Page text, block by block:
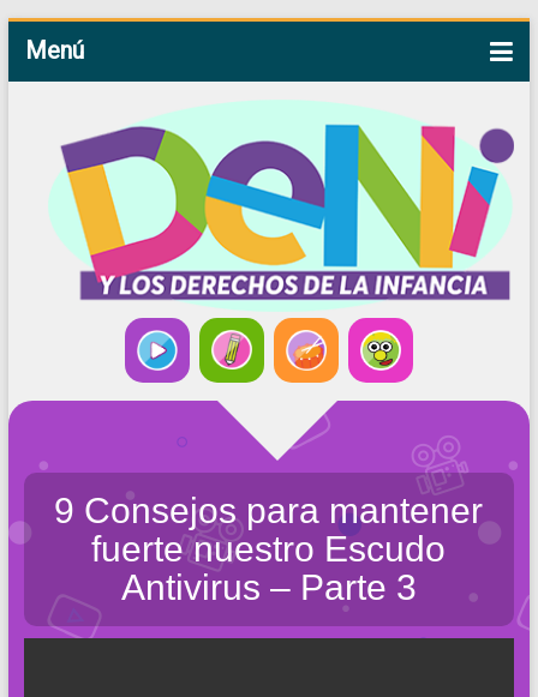
Menú
9 Consejos para mantener
fuerte nuestro Escudo
Antivirus – Parte 3